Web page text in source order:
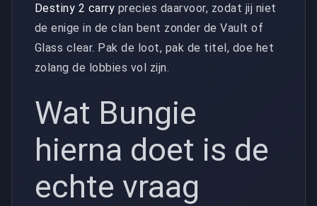
Destiny 2 carry precies daarvoor, zodat jij niet
de enige in de clan bent zonder de Vault of
Glass clear. Pak de loot, pak de titel, doe het
zolang de lobbies vol zijn.
Wat Bungie
hierna doet is de
echte vraag